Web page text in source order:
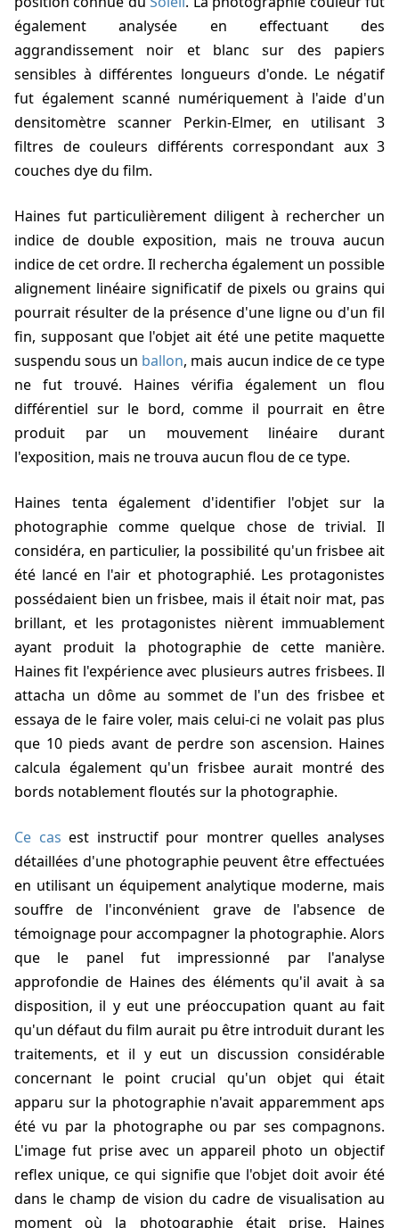
également analysée en effectuant des
aggrandissement noir et blanc sur des papiers
sensibles à différentes longueurs d'onde. Le négatif
fut également scanné numériquement à l'aide d'un
densitomètre scanner Perkin-Elmer, en utilisant 3
filtres de couleurs différents correspondant aux 3
couches dye du film.
Haines fut particulièrement diligent à rechercher un
indice de double exposition, mais ne trouva aucun
indice de cet ordre. Il rechercha également un possible
alignement linéaire significatif de pixels ou grains qui
pourrait résulter de la présence d'une ligne ou d'un fil
fin, supposant que l'objet ait été une petite maquette
suspendu sous un ballon, mais aucun indice de ce type
ne fut trouvé. Haines vérifia également un flou
différentiel sur le bord, comme il pourrait en être
produit par un mouvement linéaire durant
l'exposition, mais ne trouva aucun flou de ce type.
Haines tenta également d'identifier l'objet sur la
photographie comme quelque chose de trivial. Il
considéra, en particulier, la possibilité qu'un frisbee ait
été lancé en l'air et photographié. Les protagonistes
possédaient bien un frisbee, mais il était noir mat, pas
brillant, et les protagonistes nièrent immuablement
ayant produit la photographie de cette manière.
Haines fit l'expérience avec plusieurs autres frisbees. Il
attacha un dôme au sommet de l'un des frisbee et
essaya de le faire voler, mais celui-ci ne volait pas plus
que 10 pieds avant de perdre son ascension. Haines
calcula également qu'un frisbee aurait montré des
bords notablement floutés sur la photographie.
Ce cas est instructif pour montrer quelles analyses
détaillées d'une photographie peuvent être effectuées
en utilisant un équipement analytique moderne, mais
souffre de l'inconvénient grave de l'absence de
témoignage pour accompagner la photographie. Alors
que le panel fut impressionné par l'analyse
approfondie de Haines des éléments qu'il avait à sa
disposition, il y eut une préoccupation quant au fait
qu'un défaut du film aurait pu être introduit durant les
traitements, et il y eut un discussion considérable
concernant le point crucial qu'un objet qui était
apparu sur la photographie n'avait apparemment aps
été vu par la photographe ou par ses compagnons.
L'image fut prise avec un appareil photo un objectif
reflex unique, ce qui signifie que l'objet doit avoir été
dans le champ de vision du cadre de visualisation au
moment où la photographie était prise. Haines